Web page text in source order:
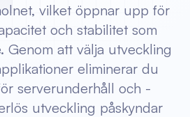
vilket öppnar upp för
och stabilitet som
Genom att välja utveckling
eliminerar du
serverunderhåll och -
utveckling påskyndar